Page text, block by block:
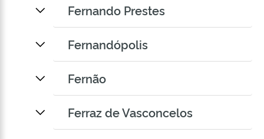
Fernando Prestes
Fernandópolis
Fernão
Ferraz de Vasconcelos